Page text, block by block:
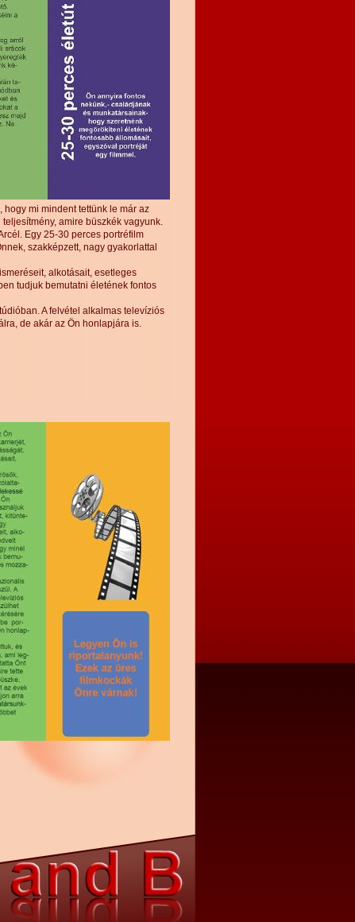
mi mindent tettünk le már az
amire büszkék vagyunk.
Egy 25-30 perces portréfilm
szakképzett, nagy gyakorlattal
alkotásait, esetleges
tudjuk bemutatni életének fontos
A felvétel alkalmas televíziós
de akár az Ön honlapjára is.